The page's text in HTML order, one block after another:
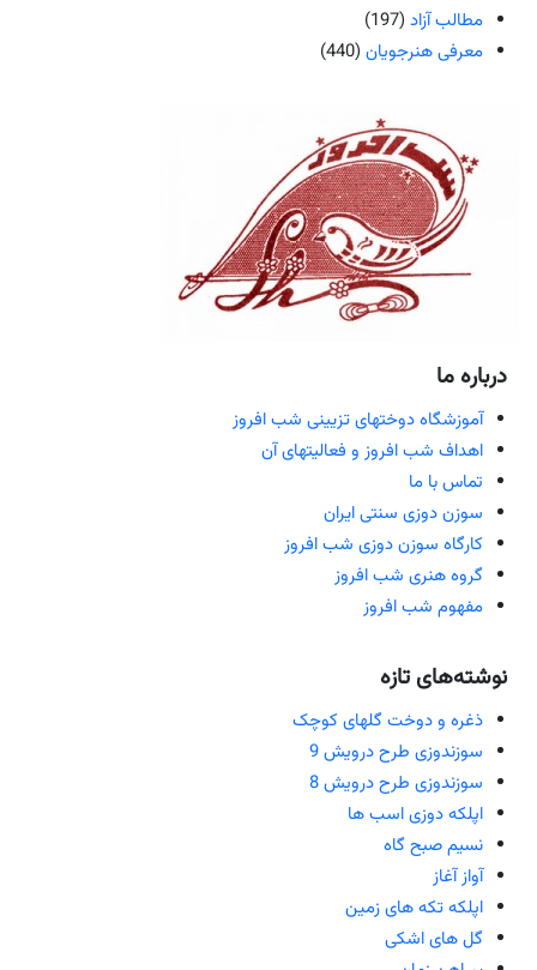
مطالب آزاد (197)
معرفی هنرجویان (440)
درباره ما
آموزشگاه دوختهای تزیینی شب افروز
اهداف شب افروز و فعالیتهای آن
تماس با ما
سوزن دوزی سنتی ایران
کارگاه سوزن دوزی شب افروز
گروه هنری شب افروز
مفهوم شب افروز
نوشته‌های تازه
ذغره و دوخت گلهای کوچک
سوزندوزی طرح درویش 9
سوزندوزی طرح درویش 8
اپلکه دوزی اسب ها
نسیم صبح گاه
آواز آغاز
اپلکه تکه های زمین
گل های اشکی